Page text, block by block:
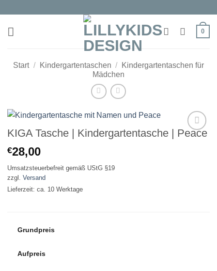
springen
0
Start / Kindergartentaschen /
Kindergartentaschen für
Mädchen
Auf die
KIGA Tasche | Kindergartentasche | Peace
€28,00
Umsatzsteuerbefreit gemäß UStG §19
zzgl. Versand
Lieferzeit: ca. 10 Werktage
Grundpreis
Aufpreis